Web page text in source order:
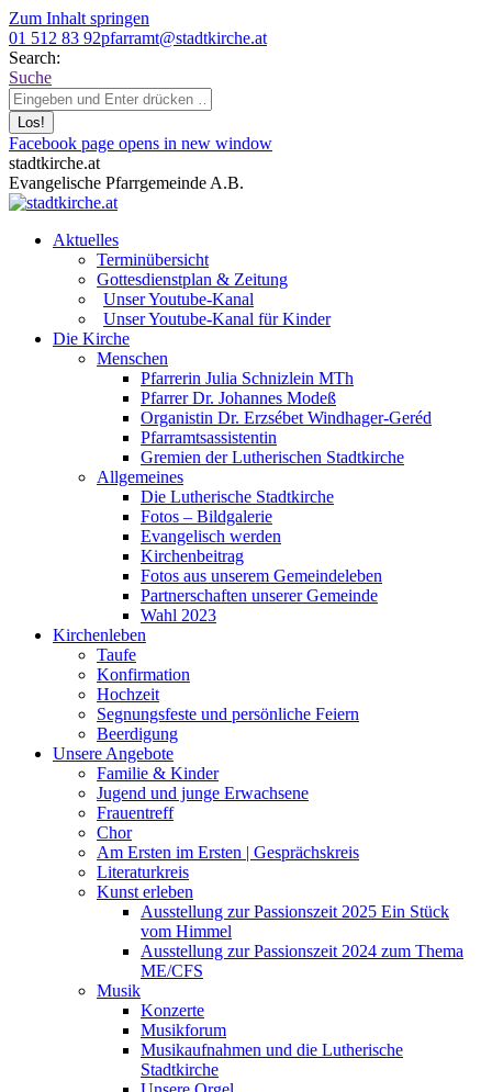
Zum Inhalt springen
01 512 83 92pfarramt@stadtkirche.at
Search:
Suche
Facebook page opens in new window
stadtkirche.at
Evangelische Pfarrgemeinde A.B.
Aktuelles
Terminübersicht
Gottesdienstplan & Zeitung
Unser Youtube-Kanal
Unser Youtube-Kanal für Kinder
Die Kirche
Menschen
Pfarrerin Julia Schnizlein MTh
Pfarrer Dr. Johannes Modeß
Organistin Dr. Erzsébet Windhager-Geréd
Pfarramtsassistentin
Gremien der Lutherischen Stadtkirche
Allgemeines
Die Lutherische Stadtkirche
Fotos – Bildgalerie
Evangelisch werden
Kirchenbeitrag
Fotos aus unserem Gemeindeleben
Partnerschaften unserer Gemeinde
Wahl 2023
Kirchenleben
Taufe
Konfirmation
Hochzeit
Segnungsfeste und persönliche Feiern
Beerdigung
Unsere Angebote
Familie & Kinder
Jugend und junge Erwachsene
Frauentreff
Chor
Am Ersten im Ersten | Gesprächskreis
Literaturkreis
Kunst erleben
Ausstellung zur Passionszeit 2025 Ein Stück
vom Himmel
Ausstellung zur Passionszeit 2024 zum Thema
ME/CFS
Musik
Konzerte
Musikforum
Musikaufnahmen und die Lutherische
Stadtkirche